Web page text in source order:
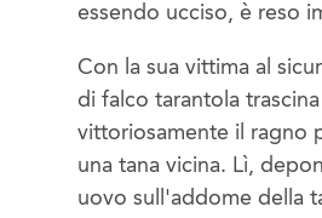
essendo ucciso, è reso
Con la sua vittima al
di falco tarantola trascina
vittoriosamente il ragno
una tana vicina. Lì,
uovo sull'addome della